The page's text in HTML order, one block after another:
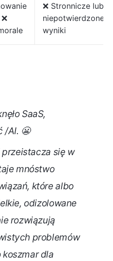
❌ Stronnicze lub
niepotwierdzone
wyniki
SaaS,
/AI. 😬
się w
mnóstwo
które albo
odizolowane
rozwiązują
problemów
koszmar dla